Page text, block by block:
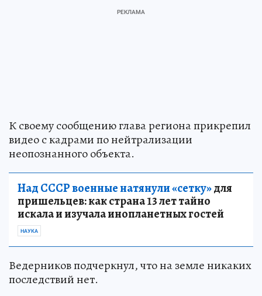
К своему сообщению глава региона прикрепил
видео с кадрами по нейтрализации
неопознанного объекта.
Над СССР военные натянули «сетку»для
пришельцев: как страна 13 лет тайно
искала и изучала инопланетных гостей
НАУКА
Ведерников подчеркнул, что на земле никаких
последствий нет.